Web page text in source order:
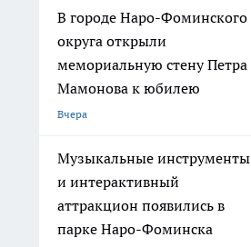
В городе Наро-Фоминского
округа открыли
мемориальную стену Петра
Мамонова к юбилею
Вчера
Музыкальные инструменты
и интерактивный
аттракцион появились в
парке Наро-Фоминска